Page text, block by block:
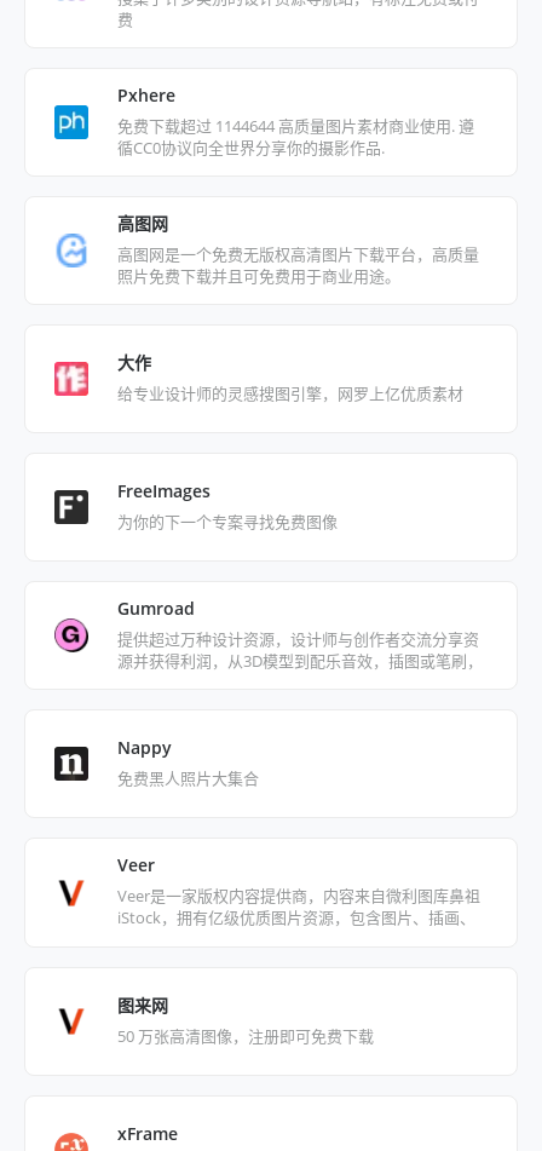
费
Pxhere
免费下载超过 1144644 高质量图片素材商业使用. 遵
循CC0协议向全世界分享你的摄影作品.
高图网
高图网是一个免费无版权高清图片下载平台，高质量
照片免费下载并且可免费用于商业用途。
大作
给专业设计师的灵感搜图引擎，网罗上亿优质素材
FreeImages
为你的下一个专案寻找免费图像
Gumroad
提供超过万种设计资源，设计师与创作者交流分享资
源并获得利润，从3D模型到配乐音效，插图或笔刷，
Nappy
免费黑人照片大集合
Veer
Veer是一家版权内容提供商，内容来自微利图库鼻祖
iStock，拥有亿级优质图片资源，包含图片、插画、
图来网
50 万张高清图像，注册即可免费下载
xFrame